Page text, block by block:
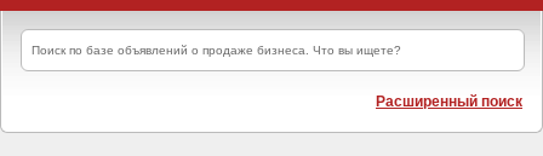
Расширенный поиск